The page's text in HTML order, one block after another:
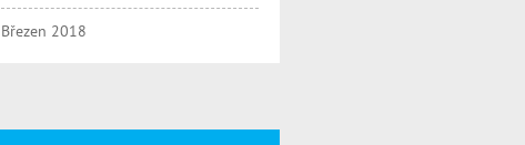
Březen 2018